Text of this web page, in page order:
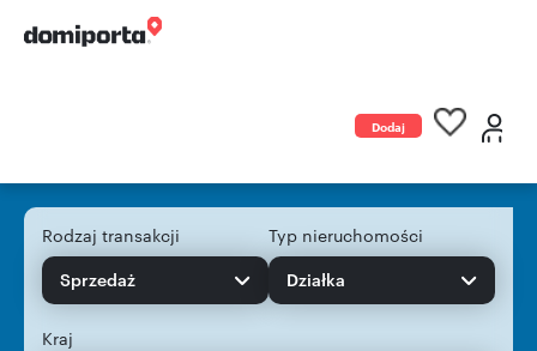
Dodaj
Rodzaj transakcji
Sprzedaż
Typ nieruchomości
Działka
Kraj